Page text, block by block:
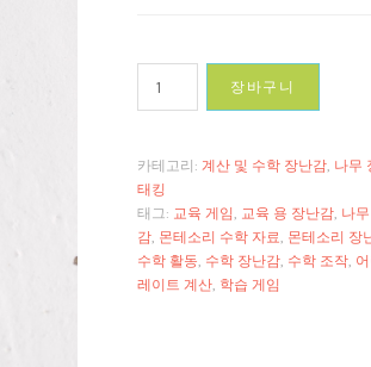
시
"6
삼
각
형"
수
장바구니
카테고리: 계산 및 수학 장난감, 나무
태킹
태그: 교육 게임, 교육 용 장난감, 나
감, 몬테소리 수학 자료, 몬테소리 장
수학 활동, 수학 장난감, 수학 조작,
레이트 계산, 학습 게임